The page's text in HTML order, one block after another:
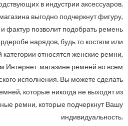
в индустрии аксессуаров.
выгодно подчеркнут фигуру,
фактур позволит подобрать ремень
нарядов, будь то костюм или
относятся женские ремни,
Интернет-магазине ремней во всем
исполнения. Вы можете сделать
которые никогда не выходят из
ремни, которые подчеркнут Вашу
индивидуальность.